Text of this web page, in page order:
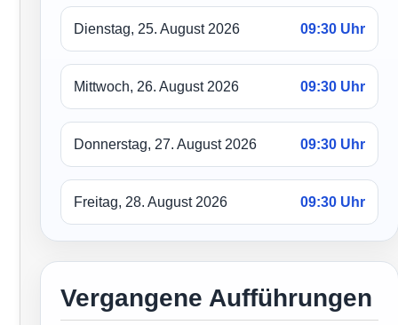
Dienstag, 25. August 2026 09:30 Uhr
Mittwoch, 26. August 2026 09:30 Uhr
Donnerstag, 27. August 2026 09:30 Uhr
Freitag, 28. August 2026 09:30 Uhr
Vergangene Aufführungen